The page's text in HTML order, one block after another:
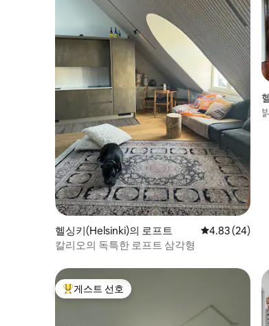
헬싱키(Helsinki)의 로프트 평점 4.83점(5
4.83 (24)
칼리오의 독특한 로프트 삼각형
상위 게스트 선호
게스트 선호